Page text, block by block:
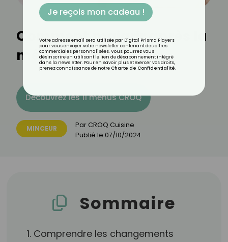
Comment maigrir après la
ménopause ?
Découvrez les 11 menus CROQ
MINCEUR Par CROQ Cuisine
Publié le 07/10/2024
Sommaire
1. Comprendre les changements
Je reçois mon cadeau !
Votre adresse email sera utilisée par Digital Prisma Players
pour vous envoyer votre newsletter contenant des offres
commerciales personnalisées. Vous pourrez vous
désinscrire en utilisant le lien de désabonnement intégré
dans la newsletter. Pour en savoir plus et exercer vos droits,
prenez connaissance de notre Charte de Confidentialité.